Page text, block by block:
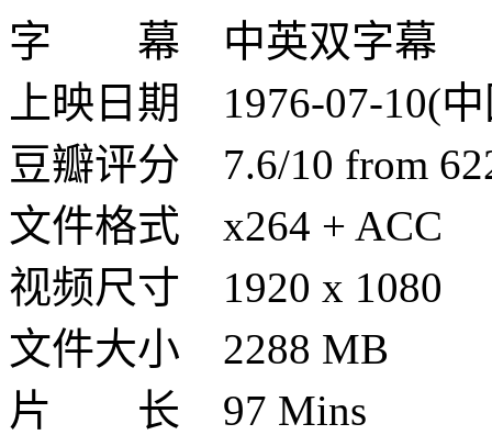
字 幕 中英双字幕
上映日期 1976-07-10(
豆瓣评分 7.6/10 from
文件格式 x264 + ACC
视频尺寸 1920 x 1080
文件大小 2288 MB
片 长 97 Mins